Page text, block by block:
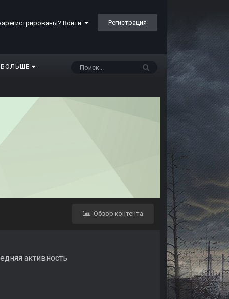
Войти Регистрация
БОЛЬШЕ
Обзор контента
активность